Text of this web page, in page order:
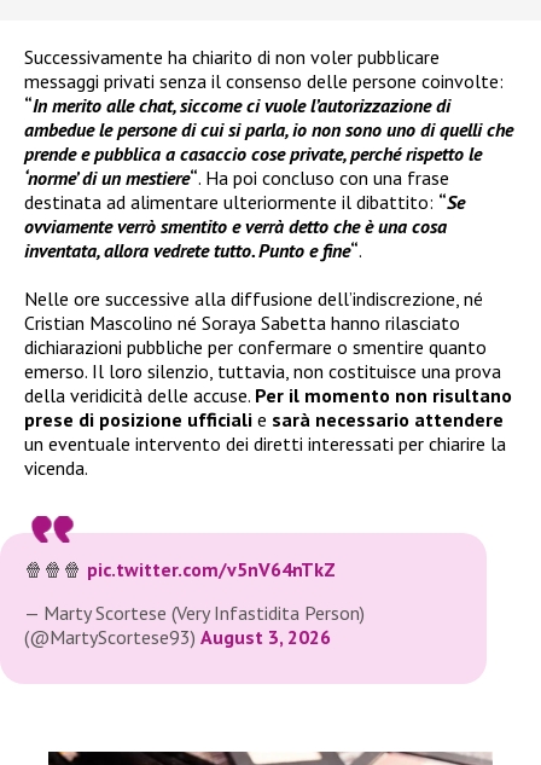
Successivamente ha chiarito di non voler pubblicare
messaggi privati senza il consenso delle persone coinvolte:
“In merito alle chat, siccome ci vuole l’autorizzazione di
ambedue le persone di cui si parla, io non sono uno di quelli che
prende e pubblica a casaccio cose private, perché rispetto le
‘norme’ di un mestiere“. Ha poi concluso con una frase
destinata ad alimentare ulteriormente il dibattito: “Se
ovviamente verrò smentito e verrà detto che è una cosa
inventata, allora vedrete tutto. Punto e fine“.
Nelle ore successive alla diffusione dell’indiscrezione, né
Cristian Mascolino né Soraya Sabetta hanno rilasciato
dichiarazioni pubbliche per confermare o smentire quanto
emerso. Il loro silenzio, tuttavia, non costituisce una prova
della veridicità delle accuse. Per il momento non risultano
prese di posizione ufficiali e sarà necessario attendere
un eventuale intervento dei diretti interessati per chiarire la
vicenda.
🍿🍿🍿 pic.twitter.com/v5nV64nTkZ
— Marty Scortese (Very Infastidita Person)
(@MartyScortese93) August 3, 2026